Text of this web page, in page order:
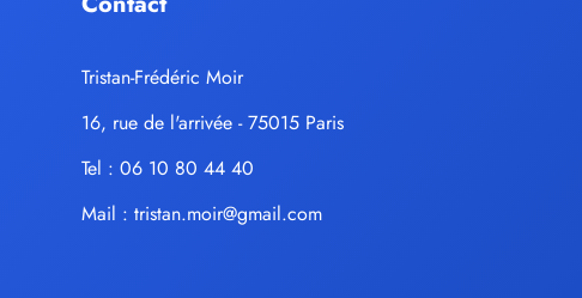
Tristan-Frédéric Moir
16, rue de l'arrivée - 75015 Paris
Tel : 06 10 80 44 40
Mail :tristan.moir@gmail.com